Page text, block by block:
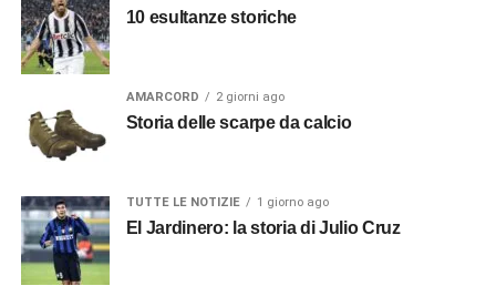
10 esultanze storiche
AMARCORD 2 giorni ago
Storia delle scarpe da calcio
TUTTE LE NOTIZIE 1 giorno ago
El Jardinero: la storia di Julio Cruz